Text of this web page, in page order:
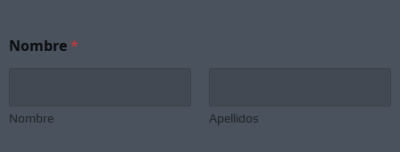
C
e
Nombre*
Nombre Apellidos